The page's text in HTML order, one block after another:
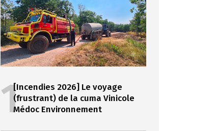
1[Incendies 2026] Le voyage
(frustrant) de la cuma Vinicole
Médoc Environnement